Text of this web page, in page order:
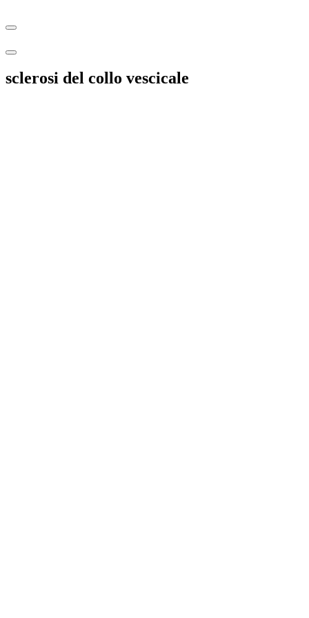
sclerosi del collo vescicale